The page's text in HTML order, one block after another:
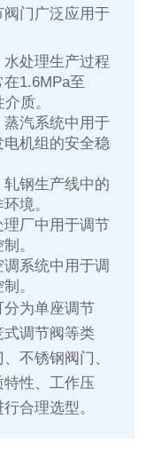
门广泛应用于
处理生产过程
1.6MPa至
质。
汽系统中用于
机组的安全稳
钢生产线中的
境。
厂中用于调节
。
系统中用于调
。
为单座调节
调节阀等类
不锈钢阀门、
性、工作压
合理选型。